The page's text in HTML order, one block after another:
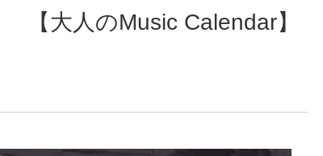
【大人のMusic Calendar】